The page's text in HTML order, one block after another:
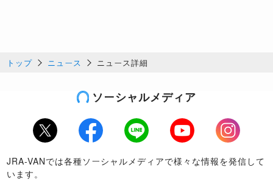
トップ ニュース ニュース詳細
ソーシャルメディア
Twitter Facebook LINE Youtube
Instagram
JRA-VANでは各種ソーシャルメディアで様々な情報を発信して
います。